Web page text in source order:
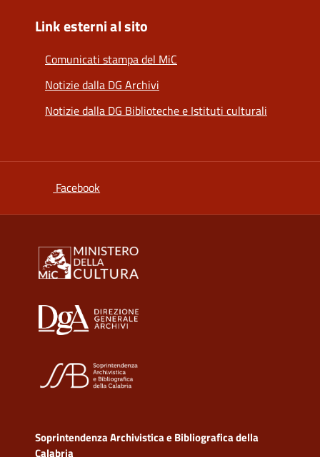
Link esterni al sito
Comunicati stampa del MiC
Notizie dalla DG Archivi
Notizie dalla DG Biblioteche e Istituti culturali
Facebook
Soprintendenza Archivistica e Bibliografica della
Calabria